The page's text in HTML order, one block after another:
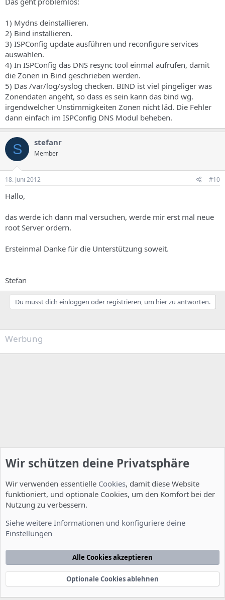
1) Mydns deinstallieren.
2) Bind installieren.
3) ISPConfig update ausführen und reconfigure services
auswählen.
4) In ISPConfig das DNS resync tool einmal aufrufen, damit
die Zonen in Bind geschrieben werden.
5) Das /var/log/syslog checken. BIND ist viel pingeliger was
Zonendaten angeht, so dass es sein kann das bind wg.
irgendwelcher Unstimmigkeiten Zonen nicht läd. Die Fehler
dann einfach im ISPConfig DNS Modul beheben.
S stefanr
Member
18. Juni 2012 #10
Hallo,
das werde ich dann mal versuchen, werde mir erst mal neue
root Server ordern.
Ersteinmal Danke für die Unterstützung soweit.
Stefan
Du musst dich einloggen oder registrieren, um hier zu antworten.
Werbung
Nutzungsbedingungen Datenschutzerklärung
Startseite
e
Community platform by XenForo® © 2010-2022 XenForo Ltd.
xenDach©2010-2014
Wir schützen deine Privatsphäre
Wir verwenden essentielle Cookies, damit diese Website
funktioniert, und optionale Cookies, um den Komfort bei der
Nutzung zu verbessern.
Siehe weitere Informationen und konfiguriere deine
Einstellungen
Alle Cookies akzeptieren
Optionale Cookies ablehnen